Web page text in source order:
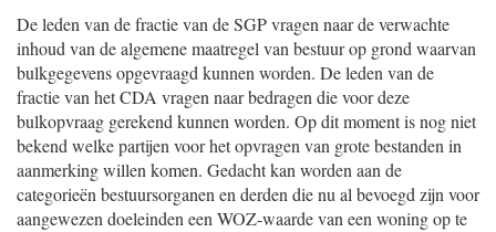
De leden van de fractie van de SGP vragen naar de verwachte
inhoud van de algemene maatregel van bestuur op grond waarvan
bulkgegevens opgevraagd kunnen worden. De leden van de
fractie van het CDA vragen naar bedragen die voor deze
bulkopvraag gerekend kunnen worden. Op dit moment is nog niet
bekend welke partijen voor het opvragen van grote bestanden in
aanmerking willen komen. Gedacht kan worden aan de
categorieën bestuursorganen en derden die nu al bevoegd zijn voor
aangewezen doeleinden een WOZ-waarde van een woning op te